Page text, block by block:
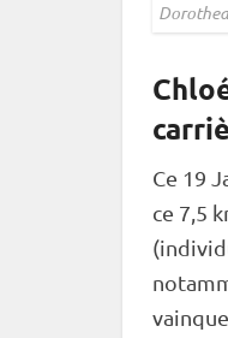
Ce 19
ce 7,5
(